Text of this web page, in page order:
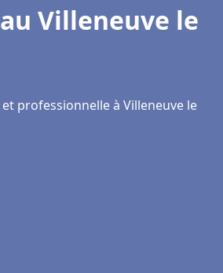
Villeneuve le
professionnelle à Villeneuve le